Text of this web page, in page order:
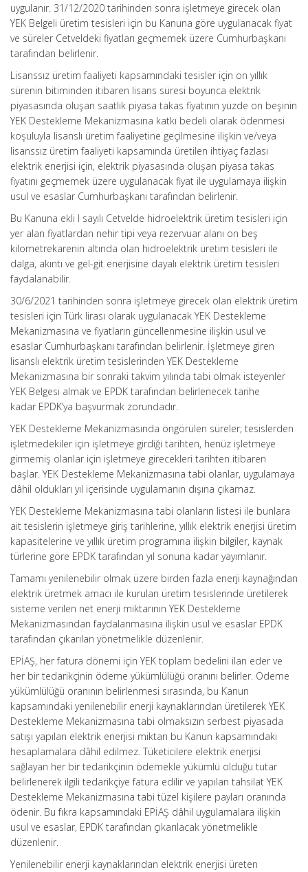
uygulanır. 31/12/2020 tarihinden sonra işletmeye girecek olan
YEK Belgeli üretim tesisleri için bu Kanuna göre uygulanacak fiyat
ve süreler Cetveldeki fiyatları geçmemek üzere Cumhurbaşkanı
tarafından belirlenir.
Lisanssız üretim faaliyeti kapsamındaki tesisler için on yıllık
sürenin bitiminden itibaren lisans süresi boyunca elektrik
piyasasında oluşan saatlik piyasa takas fiyatının yüzde on beşinin
YEK Destekleme Mekanizmasına katkı bedeli olarak ödenmesi
koşuluyla lisanslı üretim faaliyetine geçilmesine ilişkin ve/veya
lisanssız üretim faaliyeti kapsamında üretilen ihtiyaç fazlası
elektrik enerjisi için, elektrik piyasasında oluşan piyasa takas
fiyatını geçmemek üzere uygulanacak fiyat ile uygulamaya ilişkin
usul ve esaslar Cumhurbaşkanı tarafından belirlenir.
Bu Kanuna ekli I sayılı Cetvelde hidroelektrik üretim tesisleri için
yer alan fiyatlardan nehir tipi veya rezervuar alanı on beş
kilometrekarenin altında olan hidroelektrik üretim tesisleri ile
dalga, akıntı ve gel-git enerjisine dayalı elektrik üretim tesisleri
faydalanabilir.
30/6/2021 tarihinden sonra işletmeye girecek olan elektrik üretim
tesisleri için Türk lirası olarak uygulanacak YEK Destekleme
Mekanizmasına ve fiyatların güncellenmesine ilişkin usul ve
esaslar Cumhurbaşkanı tarafından belirlenir. İşletmeye giren
lisanslı elektrik üretim tesislerinden YEK Destekleme
Mekanizmasına bir sonraki takvim yılında tabi olmak isteyenler
YEK Belgesi almak ve EPDK tarafından belirlenecek tarihe
kadar EPDK’ya başvurmak zorundadır.
YEK Destekleme Mekanizmasında öngörülen süreler; tesislerden
işletmedekiler için işletmeye girdiği tarihten, henüz işletmeye
girmemiş olanlar için işletmeye girecekleri tarihten itibaren
başlar. YEK Destekleme Mekanizmasına tabi olanlar, uygulamaya
dâhil oldukları yıl içerisinde uygulamanın dışına çıkamaz.
YEK Destekleme Mekanizmasına tabi olanların listesi ile bunlara
ait tesislerin işletmeye giriş tarihlerine, yıllık elektrik enerjisi üretim
kapasitelerine ve yıllık üretim programına ilişkin bilgiler, kaynak
türlerine göre EPDK tarafından yıl sonuna kadar yayımlanır.
Tamamı yenilenebilir olmak üzere birden fazla enerji kaynağından
elektrik üretmek amacı ile kurulan üretim tesislerinde üretilerek
sisteme verilen net enerji miktarının YEK Destekleme
Mekanizmasından faydalanmasına ilişkin usul ve esaslar EPDK
tarafından çıkarılan yönetmelikle düzenlenir.
EPİAŞ, her fatura dönemi için YEK toplam bedelini ilan eder ve
her bir tedarikçinin ödeme yükümlülüğü oranını belirler. Ödeme
yükümlülüğü oranının belirlenmesi sırasında, bu Kanun
kapsamındaki yenilenebilir enerji kaynaklarından üretilerek YEK
Destekleme Mekanizmasına tabi olmaksızın serbest piyasada
satışı yapılan elektrik enerjisi miktarı bu Kanun kapsamındaki
hesaplamalara dâhil edilmez. Tüketicilere elektrik enerjisi
sağlayan her bir tedarikçinin ödemekle yükümlü olduğu tutar
belirlenerek ilgili tedarikçiye fatura edilir ve yapılan tahsilat YEK
Destekleme Mekanizmasına tabi tüzel kişilere payları oranında
ödenir. Bu fıkra kapsamındaki EPİAŞ dâhil uygulamalara ilişkin
usul ve esaslar, EPDK tarafından çıkarılacak yönetmelikle
düzenlenir.
Yenilenebilir enerji kaynaklarından elektrik enerjisi üreten